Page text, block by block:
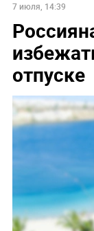
7 июля, 14:39
отпуске